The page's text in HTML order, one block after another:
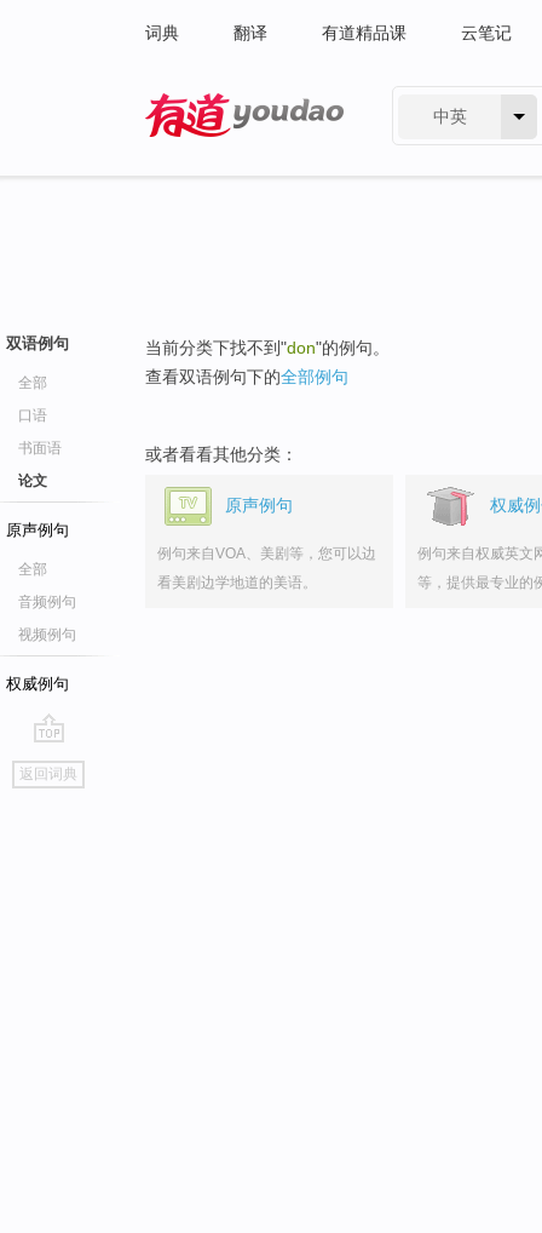
词典 翻译 有道精品课 云笔记
中英
双语例句
全部
口语
书面语
论文
原声例句
全部
音频例句
视频例句
权威例句
go
top
返回词典
当前分类下找不到"don"的例句。
查看双语例句下的全部例句
或者看看其他分类：
原声例句
例句来自VOA、美剧等，您可以边
看美剧边学地道的美语。
权威
例句来自权威英文
等，提供最专业的